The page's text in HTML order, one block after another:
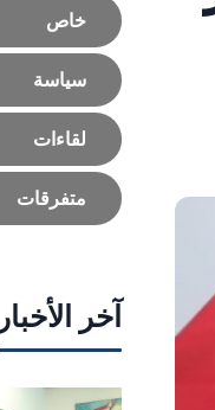
خاص
سياسة
لقاءات
متفرقات
آخر الأخبار